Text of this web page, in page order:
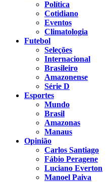
Política
Cotidiano
Eventos
Climatologia
Futebol
Seleções
Internacional
Brasileiro
Amazonense
Série D
Esportes
Mundo
Brasil
Amazonas
Manaus
Opinião
Carlos Santiago
Fábio Peragene
Luciano Everton
Manoel Paiva